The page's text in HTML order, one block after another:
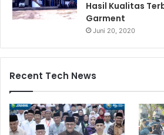
Hasil Kualitas
Garment
Juni 20, 2020
Recent Tech News